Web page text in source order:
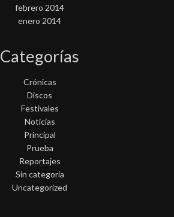
febrero 2014
enero 2014
Categorías
Crónicas
Discos
Festivales
Noticias
Principal
Prueba
Reportajes
Sin categoría
Uncategorized